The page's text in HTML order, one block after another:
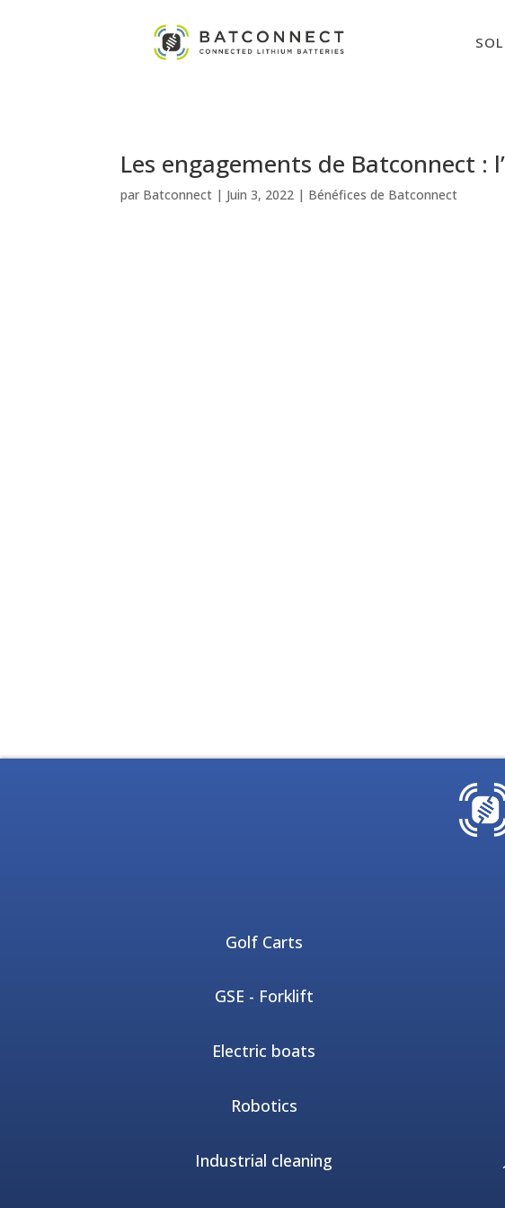
Les engagements de Batconnect :
par Batconnect | Juin 3, 2022 | Bénéfices de Batconnect
Golf Carts
GSE - Forklift
Electric boats
Robotics
Industrial cleaning